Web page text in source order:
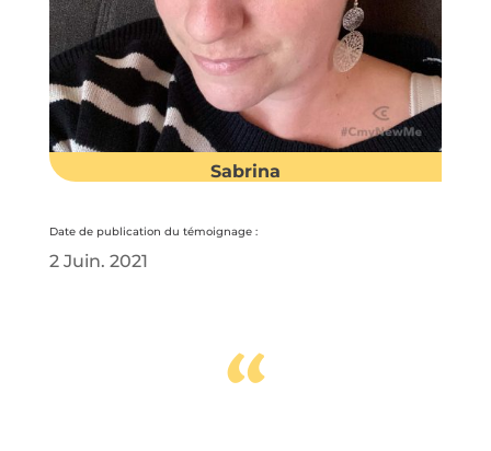
Sabrina
Date de publication du témoignage :
2 Juin. 2021
“